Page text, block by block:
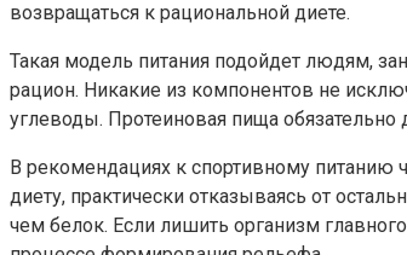
возвращаться к рациональной диете.
Такая модель питания подойдет людям,
рацион. Никакие из компонентов не
углеводы. Протеиновая пища
В рекомендациях к спортивному питанию
диету, практически отказываясь от
чем белок. Если лишить организм